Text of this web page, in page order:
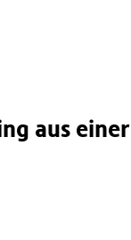
aus einer